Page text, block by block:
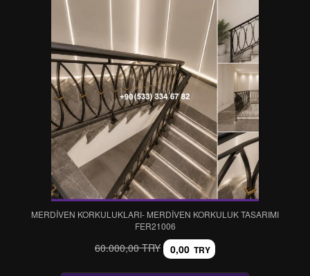
MERDİVEN KORKULUKLARI- MERDİVEN KORKULUK TASARIMI
FER21006
60.000,00 TRY 0,00 TRY